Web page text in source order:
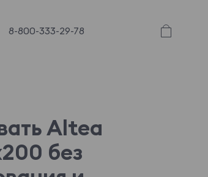
8-800-333-29-78
Altea
без